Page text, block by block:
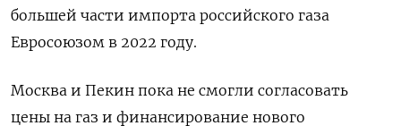
большей части импорта российского газа
Евросоюзом в 2022 году.
Москва и Пекин пока не смогли согласовать
цены на газ и финансирование нового